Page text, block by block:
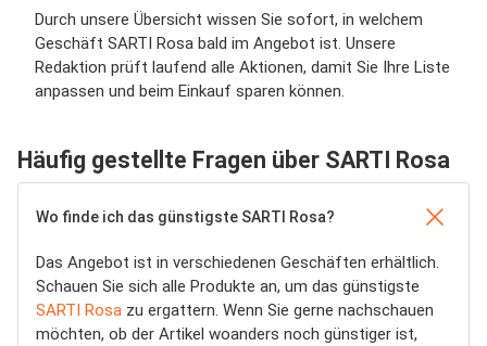
Durch unsere Übersicht wissen Sie sofort, in welchem
Geschäft SARTI Rosa bald im Angebot ist. Unsere
Redaktion prüft laufend alle Aktionen, damit Sie Ihre Liste
anpassen und beim Einkauf sparen können.
Häufig gestellte Fragen über SARTI Rosa
Wo finde ich das günstigste SARTI Rosa?
Das Angebot ist in verschiedenen Geschäften erhältlich.
Schauen Sie sich alle Produkte an, um das günstigste
SARTI Rosa zu ergattern. Wenn Sie gerne nachschauen
möchten, ob der Artikel woanders noch günstiger ist,